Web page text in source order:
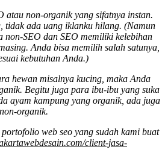
atau non-organik yang sifatnya instan.
tidak ada uang iklanku hilang. (Namun
non-SEO dan SEO memiliki kelebihan
Anda bisa memilih salah satunya,
kebutuhan Anda.)
hewan misalnya kucing, maka Anda
Begitu juga para ibu-ibu yang suka
ayam kampung yang organik, ada juga
organik.
web seo yang sudah kami buat
client-jasa-